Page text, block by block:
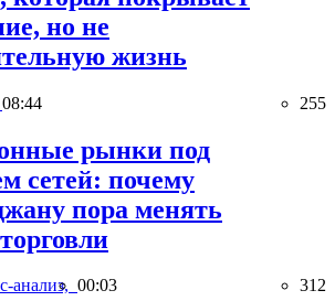
но не
жизнь
08:44 255
рынки под
сетей: почему
пора менять
анализ, 00:03 312